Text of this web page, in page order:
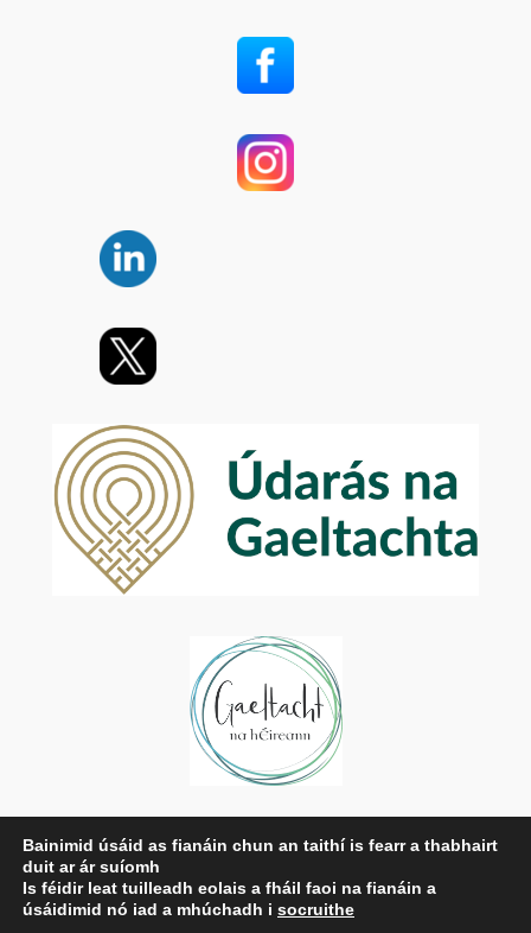
Príobháideachas
Beartas Príobháideachais
Téarmaí agus Coinníollacha
Bainimid úsáid as fianáin chun an taithí is fearr a thabhairt
duit ar ár suíomh
Is féidir leat tuilleadh eolais a fháil faoi na fianáin a
úsáidimid nó iad a mhúchadh i socruithe